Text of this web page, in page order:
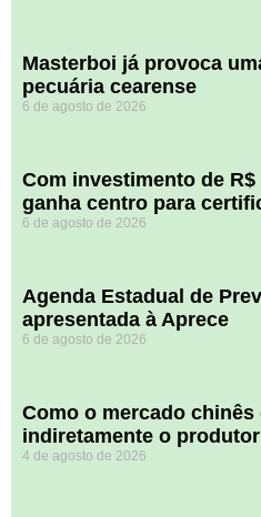
Masterboi já provoca
pecuária cearense
6 de agosto de 2026
Com investimento de
ganha centro para
6 de agosto de 2026
Agenda Estadual de
apresentada à Aprece
6 de agosto de 2026
​Como o mercado
indiretamente o
4 de agosto de 2026